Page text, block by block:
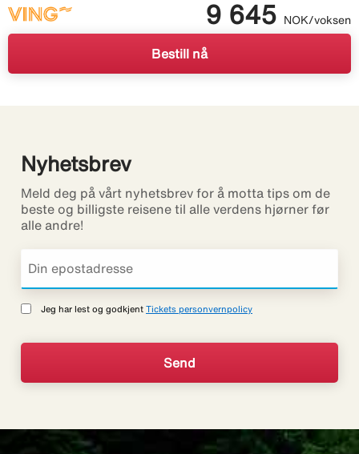
9 645 NOK/voksen
Bestill nå
Nyhetsbrev
Meld deg på vårt nyhetsbrev for å motta tips om de
beste og billigste reisene til alle verdens hjørner før
alle andre!
Jeg har lest og godkjent Tickets personvernpolicy